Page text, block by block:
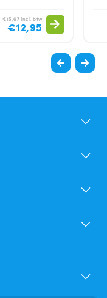
€15,67 Incl. btw
€12,95